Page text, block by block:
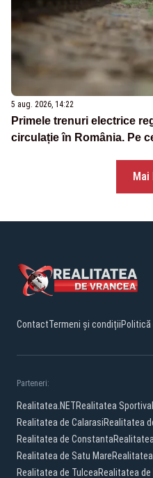
5 aug. 2026, 14:22
Primele trenuri electrice
circulație în România. Pe
ContactTermeni și condiții
Parteneri:
Realitatea.NETRealitatea Sportiva
Realitatea de CalarasiRealitatea
Realitatea de Constanta
Realitatea de Satu Mare
Realitatea de TulceaRealitatea de